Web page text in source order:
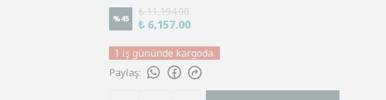
%45
₺ 11,194.00
₺ 6,157.00
1 iş gününde kargoda.
Paylaş: